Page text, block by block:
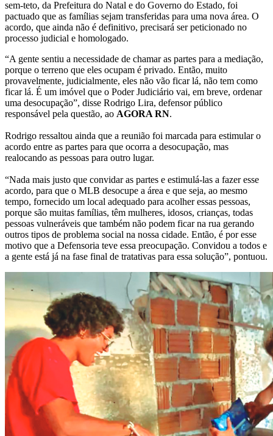
sem-teto, da Prefeitura do Natal e do Governo do Estado, foi
pactuado que as famílias sejam transferidas para uma nova área. O
acordo, que ainda não é definitivo, precisará ser peticionado no
processo judicial e homologado.
“A gente sentiu a necessidade de chamar as partes para a mediação,
porque o terreno que eles ocupam é privado. Então, muito
provavelmente, judicialmente, eles não vão ficar lá, não tem como
ficar lá. É um imóvel que o Poder Judiciário vai, em breve, ordenar
uma desocupação”, disse Rodrigo Lira, defensor público
responsável pela questão, ao AGORA RN.
Rodrigo ressaltou ainda que a reunião foi marcada para estimular o
acordo entre as partes para que ocorra a desocupação, mas
realocando as pessoas para outro lugar.
“Nada mais justo que convidar as partes e estimulá-las a fazer esse
acordo, para que o MLB desocupe a área e que seja, ao mesmo
tempo, fornecido um local adequado para acolher essas pessoas,
porque são muitas famílias, têm mulheres, idosos, crianças, todas
pessoas vulneráveis que também não podem ficar na rua gerando
outros tipos de problema social na nossa cidade. Então, é por esse
motivo que a Defensoria teve essa preocupação. Convidou a todos e
a gente está já na fase final de tratativas para essa solução”, pontuou.